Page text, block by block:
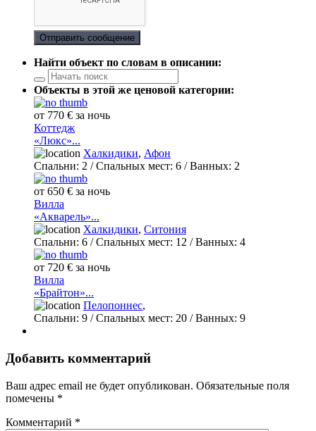
Отправить сообщение
Найти объект по словам в описании:
Объекты в этой же ценовой категории:
от 770 € за ночь
Коттедж
«Люкс»...
Халкидики, Афон
Спальни: 2 / Спальных мест: 6 /Ванных: 2
от 650 € за ночь
Вилла
«Акварель»...
Халкидики, Ситония
Спальни: 6 / Спальных мест: 12 /Ванных: 4
от 720 € за ночь
Вилла
«Брайтон»...
Пелопоннес,
Спальни: 9 / Спальных мест: 20 /Ванных: 9
Добавить комментарий
Ваш адрес email не будет опубликован. Обязательные поля
помечены *
Комментарий *